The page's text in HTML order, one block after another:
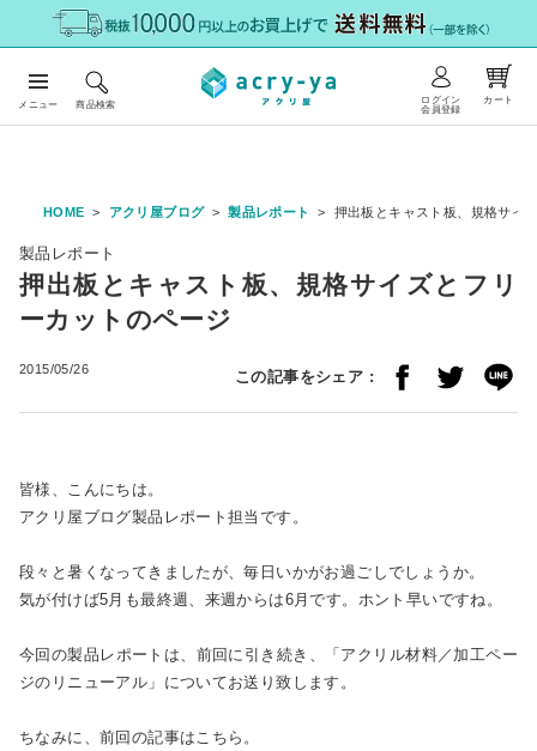
メニュー 商品検索
ログイン
会員登録
カート
HOME アクリ屋ブログ 製品レポート 押出板とキャスト板、規格サイ
製品レポート
押出板とキャスト板、規格サイズとフリ
ーカットのページ
2015/05/26 この記事をシェア :
皆様、こんにちは。
アクリ屋ブログ製品レポート担当です。
段々と暑くなってきましたが、毎日いかがお過ごしでしょうか。
気が付けば5月も最終週、来週からは6月です。ホント早いですね。
今回の製品レポートは、前回に引き続き、「アクリル材料／加工ペー
ジのリニューアル」についてお送り致します。
ちなみに、前回の記事はこちら。